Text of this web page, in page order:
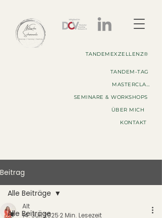
SEMINARE & WORKSHOPS
ÜBER MICH
KONTAKT
TANDEMEXZELLENZ®
TANDEM-TAG
MASTERCLASS
Beitrag
Alle Beiträge
Alle Beiträge
Alt
14. Juli 2025 2 Min. Lesezeit